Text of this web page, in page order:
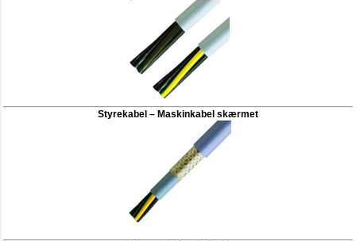
Styrekabel – Maskinkabel skærmet